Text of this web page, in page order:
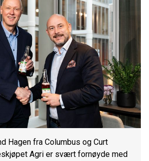
Hagen fra Columbus og Curt
Agri er svært fornøyde med